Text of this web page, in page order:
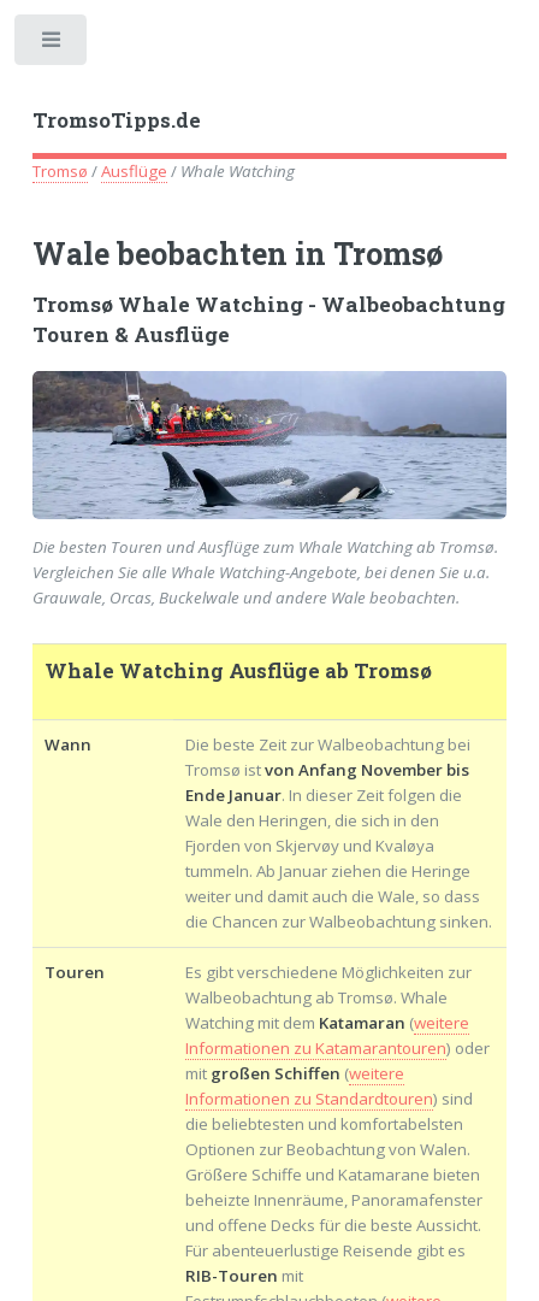
TromsoTipps.de
Tromsø /Ausflüge / Whale Watching
Wale beobachten in Tromsø
Tromsø Whale Watching - Walbeobachtung
Touren & Ausflüge
Die besten Touren und Ausflüge zum Whale Watching ab Tromsø.
Vergleichen Sie alle Whale Watching-Angebote, bei denen Sie u.a.
Grauwale, Orcas, Buckelwale und andere Wale beobachten.
Whale Watching Ausflüge ab Tromsø
Wann
Die beste Zeit zur Walbeobachtung bei
Tromsø istvon Anfang November bis
Ende Januar. In dieser Zeit folgen die
Wale den Heringen, die sich in den
Fjorden von Skjervøy und Kvaløya
tummeln. Ab Januar ziehen die Heringe
weiter und damit auch die Wale, so dass
die Chancen zur Walbeobachtung sinken.
Touren
Es gibt verschiedene Möglichkeiten zur
Walbeobachtung ab Tromsø. Whale
Watching mit dem Katamaran (weitere
Informationen zu Katamarantouren) oder
mit großen Schiffen (weitere
Informationen zu Standardtouren) sind
die beliebtesten und komfortabelsten
Optionen zur Beobachtung von Walen.
Größere Schiffe und Katamarane bieten
beheizte Innenräume, Panoramafenster
und offene Decks für die beste Aussicht.
Für abenteuerlustige Reisende gibt es
RIB-Touren mit